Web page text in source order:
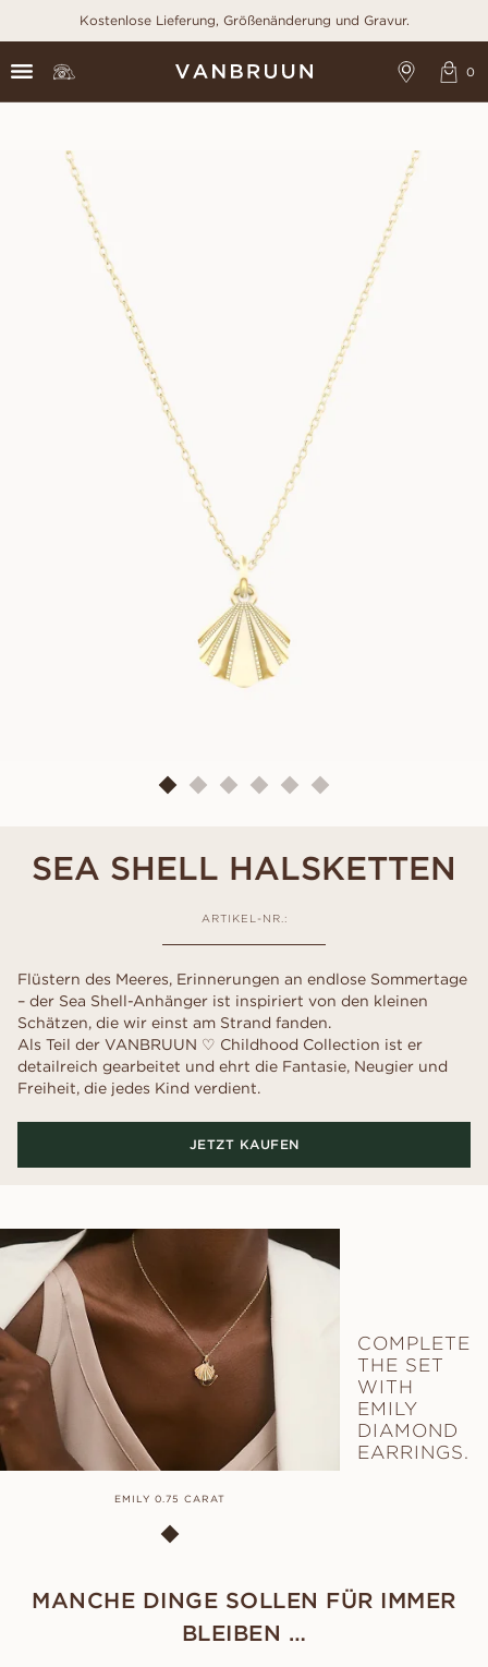
Kostenlose Lieferung, Größenänderung und Gravur.
SEA SHELL HALSKETTEN
ARTIKEL-NR.:
Flüstern des Meeres, Erinnerungen an endlose Sommertage
– der Sea Shell-Anhänger ist inspiriert von den kleinen
Schätzen, die wir einst am Strand fanden.
Als Teil der VANBRUUN ♡ Childhood Collection ist er
detailreich gearbeitet und ehrt die Fantasie, Neugier und
Freiheit, die jedes Kind verdient.
JETZT KAUFEN
EMILY 0.75 CARAT
COMPLETE
THE SET
WITH
EMILY
DIAMOND
EARRINGS.
MANCHE DINGE SOLLEN FÜR IMMER
BLEIBEN …